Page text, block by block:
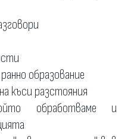
образование
къси разстояния
обработваме и